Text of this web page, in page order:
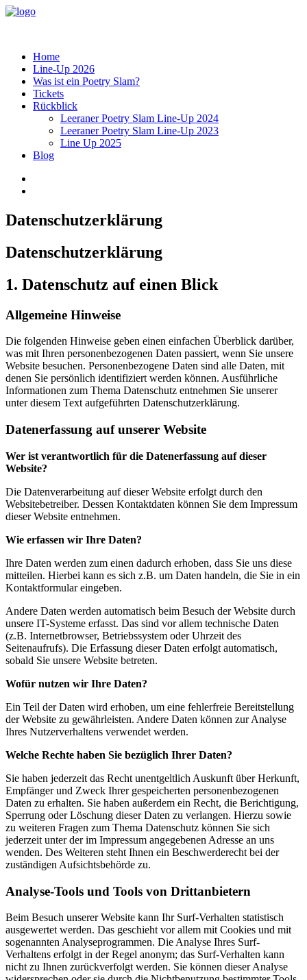
Home
Line-Up 2026
Was ist ein Poetry Slam?
Tickets
Rückblick
Leeraner Poetry Slam Line-Up 2024
Leeraner Poetry Slam Line-Up 2023
Line Up 2025
Blog
Datenschutzerklärung
Datenschutzerklärung
1. Datenschutz auf einen Blick
Allgemeine Hinweise
Die folgenden Hinweise geben einen einfachen Überblick darüber,
was mit Ihren personenbezogenen Daten passiert, wenn Sie unsere
Website besuchen. Personenbezogene Daten sind alle Daten, mit
denen Sie persönlich identifiziert werden können. Ausführliche
Informationen zum Thema Datenschutz entnehmen Sie unserer
unter diesem Text aufgeführten Datenschutzerklärung.
Datenerfassung auf unserer Website
Wer ist verantwortlich für die Datenerfassung auf dieser
Website?
Die Datenverarbeitung auf dieser Website erfolgt durch den
Websitebetreiber. Dessen Kontaktdaten können Sie dem Impressum
dieser Website entnehmen.
Wie erfassen wir Ihre Daten?
Ihre Daten werden zum einen dadurch erhoben, dass Sie uns diese
mitteilen. Hierbei kann es sich z.B. um Daten handeln, die Sie in ein
Kontaktformular eingeben.
Andere Daten werden automatisch beim Besuch der Website durch
unsere IT-Systeme erfasst. Das sind vor allem technische Daten
(z.B. Internetbrowser, Betriebssystem oder Uhrzeit des
Seitenaufrufs). Die Erfassung dieser Daten erfolgt automatisch,
sobald Sie unsere Website betreten.
Wofür nutzen wir Ihre Daten?
Ein Teil der Daten wird erhoben, um eine fehlerfreie Bereitstellung
der Website zu gewährleisten. Andere Daten können zur Analyse
Ihres Nutzerverhaltens verwendet werden.
Welche Rechte haben Sie bezüglich Ihrer Daten?
Sie haben jederzeit das Recht unentgeltlich Auskunft über Herkunft,
Empfänger und Zweck Ihrer gespeicherten personenbezogenen
Daten zu erhalten. Sie haben außerdem ein Recht, die Berichtigung,
Sperrung oder Löschung dieser Daten zu verlangen. Hierzu sowie
zu weiteren Fragen zum Thema Datenschutz können Sie sich
jederzeit unter der im Impressum angegebenen Adresse an uns
wenden. Des Weiteren steht Ihnen ein Beschwerderecht bei der
zuständigen Aufsichtsbehörde zu.
Analyse-Tools und Tools von Drittanbietern
Beim Besuch unserer Website kann Ihr Surf-Verhalten statistisch
ausgewertet werden. Das geschieht vor allem mit Cookies und mit
sogenannten Analyseprogrammen. Die Analyse Ihres Surf-
Verhaltens erfolgt in der Regel anonym; das Surf-Verhalten kann
nicht zu Ihnen zurückverfolgt werden. Sie können dieser Analyse